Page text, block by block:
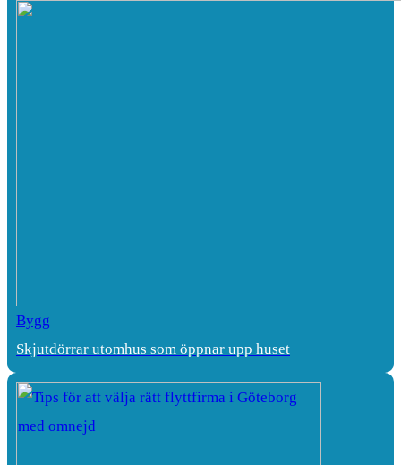
Bygg
Skjutdörrar utomhus som öppnar upp huset